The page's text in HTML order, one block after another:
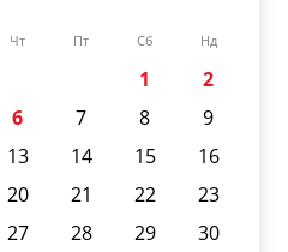
Чт Пт Сб Нд
1
2
6 7 8
9
13 14 15
16
20 21 22
23
27 28 29
30